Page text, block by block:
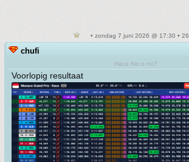
• zondag 7 juni 2026 @ 17:30 • 26
chufi
Hace frio o no?
Voorlopig resultaat